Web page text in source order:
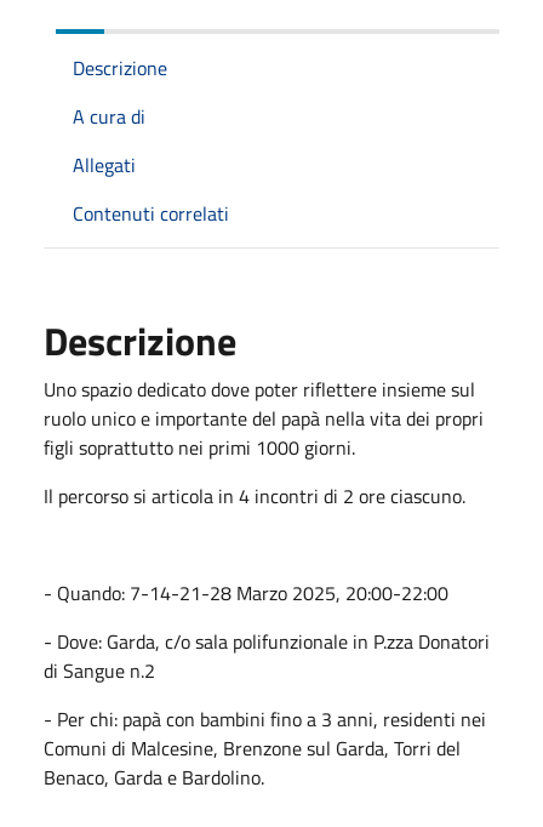
Descrizione
A cura di
Allegati
Contenuti correlati
Descrizione
Uno spazio dedicato dove poter riflettere insieme sul
ruolo unico e importante del papà nella vita dei propri
figli soprattutto nei primi 1000 giorni.
Il percorso si articola in 4 incontri di 2 ore ciascuno.
- Quando: 7-14-21-28 Marzo 2025, 20:00-22:00
- Dove: Garda, c/o sala polifunzionale in P.zza Donatori
di Sangue n.2
- Per chi: papà con bambini fino a 3 anni, residenti nei
Comuni di Malcesine, Brenzone sul Garda, Torri del
Benaco, Garda e Bardolino.